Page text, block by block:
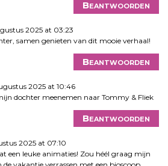
Beantwoorden
2025 at 03:23
samen genieten van dit mooie verhaal!
Beantwoorden
2025 at 10:46
dochter meenemen naar Tommy & Fliek
Beantwoorden
2025 at 07:10
een leuke animaties! Zou héél graag mijn